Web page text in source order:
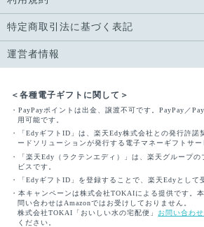
特定商取引法に基づく表記
運営者情報
＜各種電子ギフトに関して＞
・PayPayポイントは出金、譲渡不可です。PayPay／
用可能です。
・「EdyギフトID」は、楽天Edy株式会社との発行許諾
ードソリューションが発行する電子マネーギフトサー
・「楽天Edy（ラクテンエディ）」は、楽天グループ
ビスです。
・「EdyギフトID」を登録することで、楽天Edyとして
・本キャンペーンは株式会社TOKAIによる提供です。
問い合わせはAmazonではお受けしておりません。
株式会社TOKAI「おいしい水の宅配便」 お問い合わ
ください。